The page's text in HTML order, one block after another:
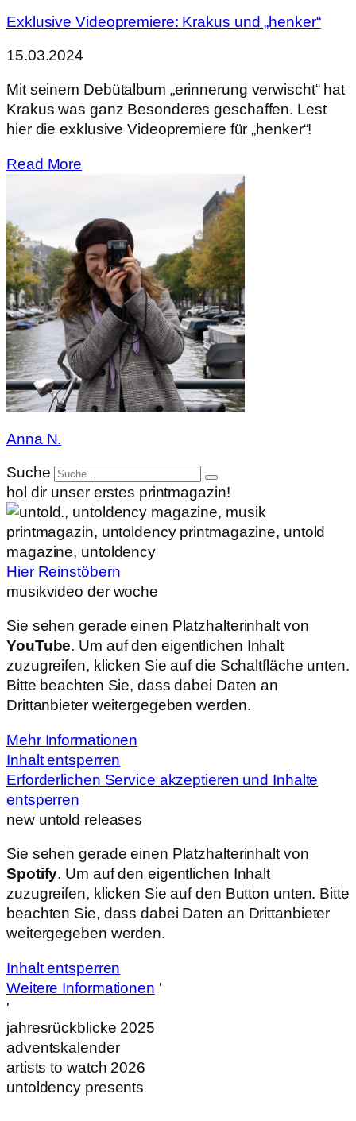
Exklusive Videopremiere: Krakus und „henker“
15.03.2024
Mit seinem Debütalbum „erinnerung verwischt“ hat
Krakus was ganz Besonderes geschaffen. Lest
hier die exklusive Videopremiere für „henker“!
Read More
Anna N.
Suche
hol dir unser erstes printmagazin!
Hier Reinstöbern
musikvideo der woche
Sie sehen gerade einen Platzhalterinhalt von
YouTube. Um auf den eigentlichen Inhalt
zuzugreifen, klicken Sie auf die Schaltfläche unten.
Bitte beachten Sie, dass dabei Daten an
Drittanbieter weitergegeben werden.
Mehr Informationen
Inhalt entsperren
Erforderlichen Service akzeptieren und Inhalte
entsperren
new untold releases
Sie sehen gerade einen Platzhalterinhalt von
Spotify. Um auf den eigentlichen Inhalt
zuzugreifen, klicken Sie auf den Button unten. Bitte
beachten Sie, dass dabei Daten an Drittanbieter
weitergegeben werden.
Inhalt entsperren
Weitere Informationen '
'
jahresrückblicke 2025
adventskalender
artists to watch 2026
untoldency presents